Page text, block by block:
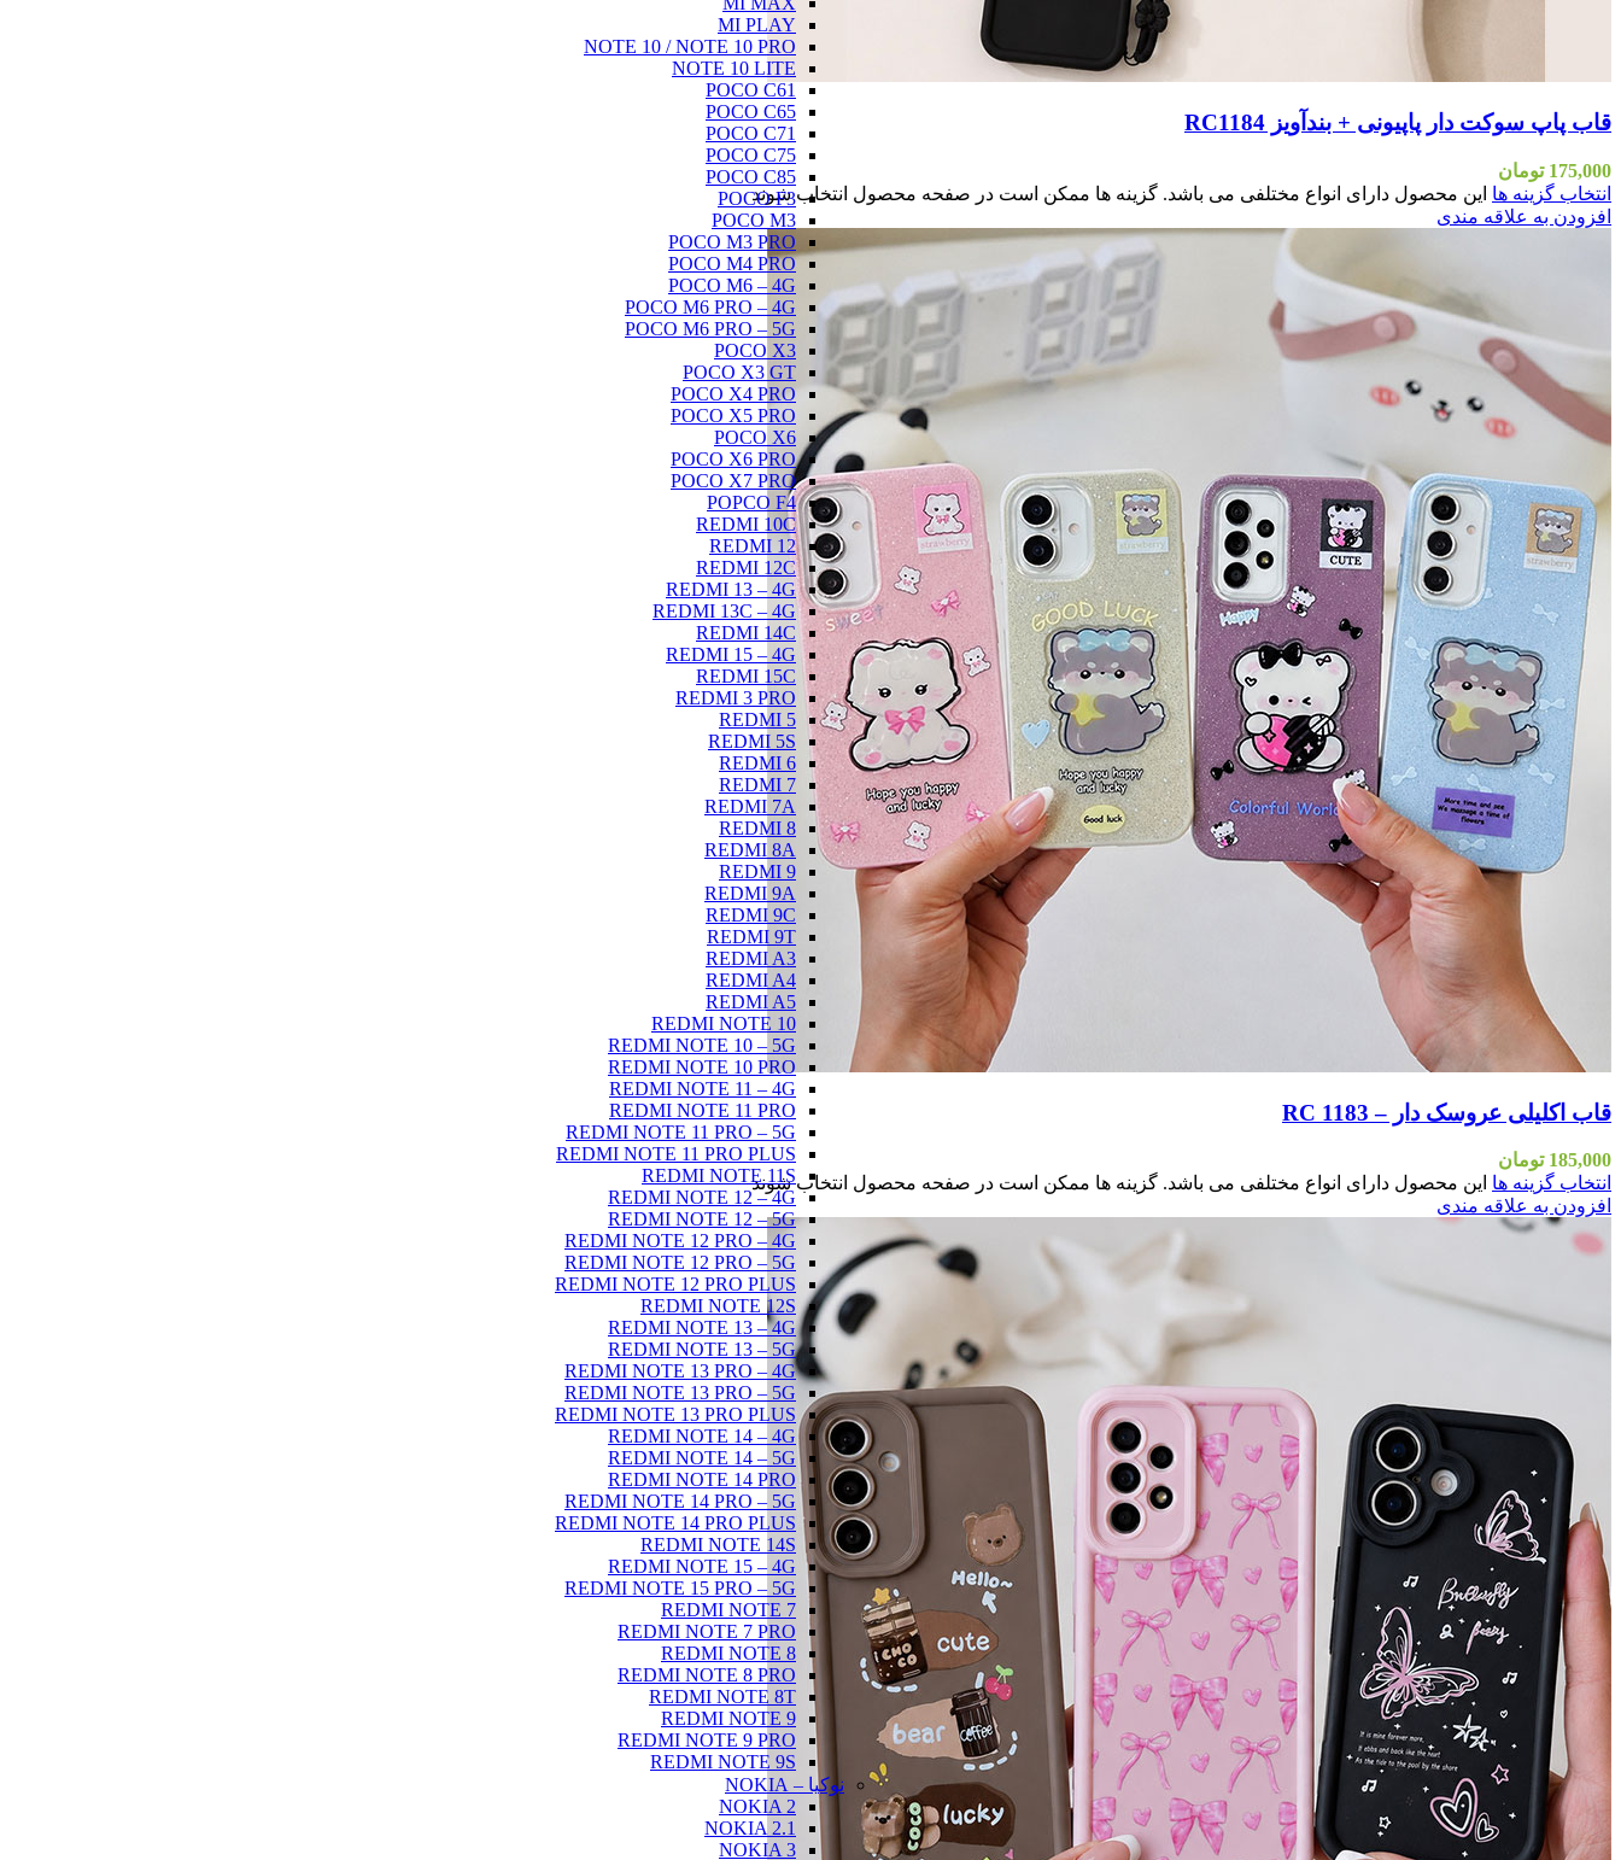
MI PLAY
NOTE 10 / NOTE 10 PRO
NOTE 10 LITE
POCO C61
POCO C65
POCO C71
POCO C75
POCO C85
POCO F3
POCO M3
POCO M3 PRO
POCO M4 PRO
POCO M6 – 4G
POCO M6 PRO – 4G
POCO M6 PRO – 5G
POCO X3
POCO X3 GT
POCO X4 PRO
POCO X5 PRO
POCO X6
POCO X6 PRO
POCO X7 PRO
POPCO F4
REDMI 10C
REDMI 12
REDMI 12C
REDMI 13 – 4G
REDMI 13C – 4G
REDMI 14C
REDMI 15 – 4G
REDMI 15C
REDMI 3 PRO
REDMI 5
REDMI 5S
REDMI 6
REDMI 7
REDMI 7A
REDMI 8
REDMI 8A
REDMI 9
REDMI 9A
REDMI 9C
REDMI 9T
REDMI A3
REDMI A4
REDMI A5
REDMI NOTE 10
REDMI NOTE 10 – 5G
REDMI NOTE 10 PRO
REDMI NOTE 11 – 4G
REDMI NOTE 11 PRO
REDMI NOTE 11 PRO – 5G
REDMI NOTE 11 PRO PLUS
REDMI NOTE 11S
REDMI NOTE 12 – 4G
REDMI NOTE 12 – 5G
REDMI NOTE 12 PRO – 4G
REDMI NOTE 12 PRO – 5G
REDMI NOTE 12 PRO PLUS
REDMI NOTE 12S
REDMI NOTE 13 – 4G
REDMI NOTE 13 – 5G
REDMI NOTE 13 PRO – 4G
REDMI NOTE 13 PRO – 5G
REDMI NOTE 13 PRO PLUS
REDMI NOTE 14 – 4G
REDMI NOTE 14 – 5G
REDMI NOTE 14 PRO
REDMI NOTE 14 PRO – 5G
REDMI NOTE 14 PRO PLUS
REDMI NOTE 14S
REDMI NOTE 15 – 4G
REDMI NOTE 15 PRO – 5G
REDMI NOTE 7
REDMI NOTE 7 PRO
REDMI NOTE 8
REDMI NOTE 8 PRO
REDMI NOTE 8T
REDMI NOTE 9
REDMI NOTE 9 PRO
REDMI NOTE 9S
نوکیا – NOKIA
NOKIA 2
NOKIA 2.1
NOKIA 3
قاب پاپ سوکت دار پاپیونی + بندآویز RC1184
175,000 تومان
انتخاب گزینه ها این محصول دارای انواع مختلفی می باشد. گزینه ها ممکن است در صفحه محصول انتخاب شوند
افزودن به علاقه مندی
قاب اکلیلی عروسک دار – RC 1183
185,000 تومان
انتخاب گزینه ها این محصول دارای انواع مختلفی می باشد. گزینه ها ممکن است در صفحه محصول انتخاب شوند
افزودن به علاقه مندی